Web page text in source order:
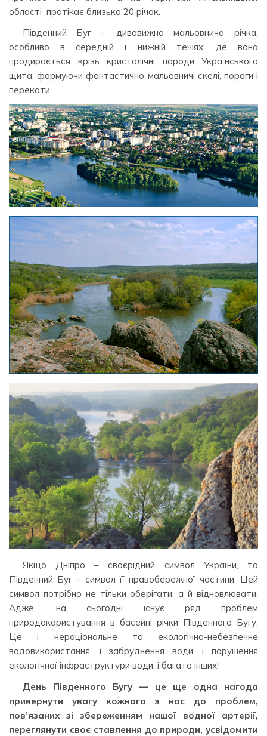
області протікає близько 20 річок.
Південний Буг – дивовижно мальовнича річка,
особливо в середній і нижній течіях, де вона
продирається крізь кристалічні породи Українського
щита, формуючи фантастично мальовничі скелі, пороги і
перекати.
Якщо Дніпро – своєрідний символ України, то
Південний Буг – символ її правобережної частини. Цей
символ потрібно не тільки оберігати, а й відновлювати.
Адже, на сьогодні існує ряд проблем
природокористування в басейні річки Південного Бугу.
Це і нераціональне та екологічно-небезпечне
водовикористання, і забруднення води, і порушення
екологічної інфраструктури води, і багато інших!
День Південного Бугу — це ще одна нагода
привернути увагу кожного з нас до проблем,
пов’язаних зі збереженням нашої водної артерії,
переглянути своє ставлення до природи, усвідомити